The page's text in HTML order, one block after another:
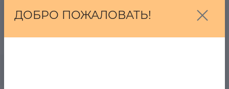
ДОБРО ПОЖАЛОВАТЬ!